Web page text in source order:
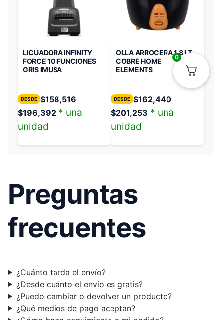
LICUADORA INFINITY
FORCE 10 FUNCIONES
GRIS IMUSA
DESDE $158,516
$196,392 * una
unidad
OLLA ARROCERA 1,8 LT
COBRE HOME
ELEMENTS
DESDE $162,440
$201,253 * una
unidad
Preguntas
frecuentes
¿Cuánto tarda el envío?
¿Desde cuánto el envío es gratis?
¿Puedo cambiar o devolver un producto?
¿Qué medios de pago aceptan?
0